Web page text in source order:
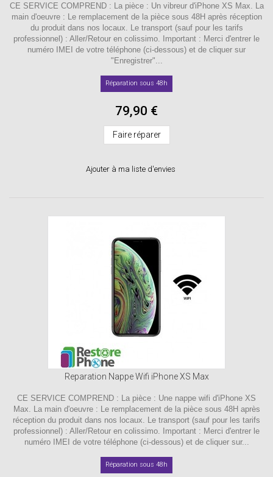
CE SERVICE COMPREND : La pièce : Un vibreur d'iPhone XS Max. La
main d'oeuvre : Le remplacement de la pièce sous 48H après réception
du produit dans nos locaux. Le transport (sauf pour les tarifs
professionnel) : Aller/Retour en colissimo. Important : Merci d'entrer le
numéro IMEI de votre téléphone (ci-dessous) et de cliquer sur
"Enregistrer"...
Réparation sous 48h
79,90 €
Faire réparer
Ajouter à ma liste d'envies
Reparation Nappe Wifi iPhone XS Max
CE SERVICE COMPREND : La pièce : Une nappe wifi d'iPhone XS
Max. La main d'oeuvre : Le remplacement de la pièce sous 48H après
réception du produit dans nos locaux. Le transport (sauf pour les tarifs
professionnel) : Aller/Retour en colissimo. Important : Merci d'entrer le
numéro IMEI de votre téléphone (ci-dessous) et de cliquer sur...
Réparation sous 48h